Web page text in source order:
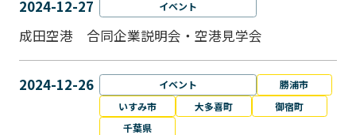
2024-12-27 イベント
成田空港 合同企業説明会・空港見学会
2024-12-26 イベント
勝浦市
いすみ市
大多喜町
御宿町
千葉県